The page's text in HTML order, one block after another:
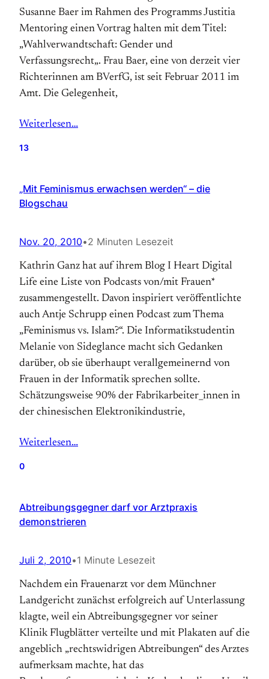
Susanne Baer im Rahmen des Programms Justitia
Mentoring einen Vortrag halten mit dem Titel:
„Wahlverwandtschaft: Gender und
Verfassungsrecht„. Frau Baer, eine von derzeit vier
Richterinnen am BVerfG, ist seit Februar 2011 im
Amt. Die Gelegenheit,
Weiterlesen…
13
„Mit Feminismus erwachsen werden“ – die
Blogschau
Nov. 20, 2010•2 Minuten Lesezeit
Kathrin Ganz hat auf ihrem Blog I Heart Digital
Life eine Liste von Podcasts von/mit Frauen*
zusammengestellt. Davon inspiriert veröffentlichte
auch Antje Schrupp einen Podcast zum Thema
„Feminismus vs. Islam?“. Die Informatikstudentin
Melanie von Sideglance macht sich Gedanken
darüber, ob sie überhaupt verallgemeinernd von
Frauen in der Informatik sprechen sollte.
Schätzungsweise 90% der Fabrikarbeiter_innen in
der chinesischen Elektronikindustrie,
Weiterlesen…
0
Abtreibungsgegner darf vor Arztpraxis
demonstrieren
Juli 2, 2010•1 Minute Lesezeit
Nachdem ein Frauenarzt vor dem Münchner
Landgericht zunächst erfolgreich auf Unterlassung
klagte, weil ein Abtreibungsgegner vor seiner
Klinik Flugblätter verteilte und mit Plakaten auf die
angeblich „rechtswidrigen Abtreibungen“ des Arztes
aufmerksam machte, hat das